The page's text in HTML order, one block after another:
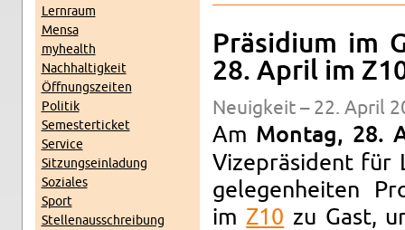
Lern­raum
Mensa
my­health
Nach­haltigkeit
Öff­nungszeiten
Poli­tik
Se­mes­terticket
Ser­vice
Sitzung­sein­ladung
Soziales
Sport
Stel­lenauss­chrei­bung
Präsid­ium im
28. April im
Neuigkeit – 22. April
Am Mon­tag, 28.
Vizepräsident für
gele­gen­heiten
imZ10 zu Gast,